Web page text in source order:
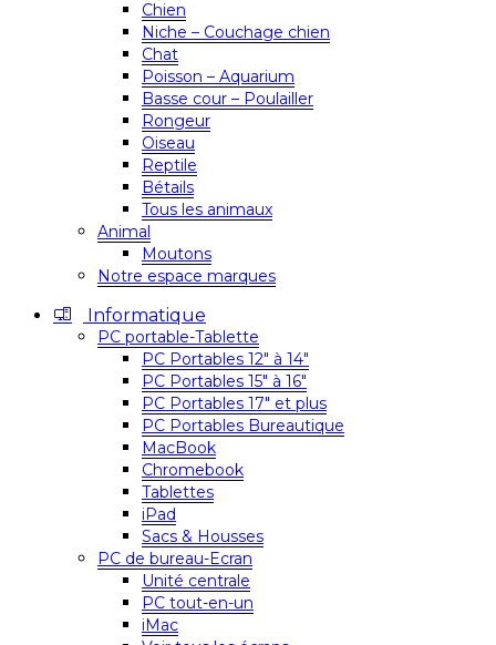
Chien
Niche – Couchage chien
Chat
Poisson – Aquarium
Basse cour – Poulailler
Rongeur
Oiseau
Reptile
Bétails
Tous les animaux
Animal
Moutons
Notre espace marques
Informatique
PC portable-Tablette
PC Portables 12″ à 14″
PC Portables 15″ à 16″
PC Portables 17″ et plus
PC Portables Bureautique
MacBook
Chromebook
Tablettes
iPad
Sacs & Housses
PC de bureau-Ecran
Unité centrale
PC tout-en-un
iMac